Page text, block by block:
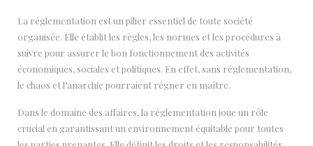
La réglementation est un pilier essentiel de toute société
organisée. Elle établit les règles, les normes et les procédures à
suivre pour assurer le bon fonctionnement des activités
économiques, sociales et politiques. En effet, sans réglementation,
le chaos et l’anarchie pourraient régner en maître.
Dans le domaine des affaires, la réglementation joue un rôle
crucial en garantissant un environnement équitable pour toutes